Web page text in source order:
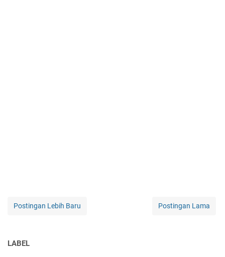
Postingan Lebih Baru Postingan Lama
LABEL